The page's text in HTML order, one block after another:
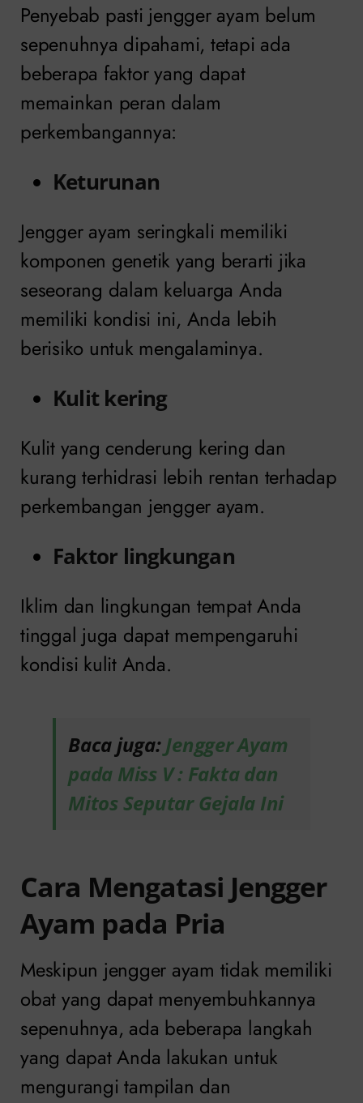
Penyebab pasti jengger ayam belum
sepenuhnya dipahami, tetapi ada
beberapa faktor yang dapat
memainkan peran dalam
perkembangannya:
Keturunan
Jengger ayam seringkali memiliki
komponen genetik yang berarti jika
seseorang dalam keluarga Anda
memiliki kondisi ini, Anda lebih
berisiko untuk mengalaminya.
Kulit kering
Kulit yang cenderung kering dan
kurang terhidrasi lebih rentan terhadap
perkembangan jengger ayam.
Faktor lingkungan
Iklim dan lingkungan tempat Anda
tinggal juga dapat mempengaruhi
kondisi kulit Anda.
Baca juga:Jengger Ayam
pada Miss V : Fakta dan
Mitos Seputar Gejala Ini
Cara Mengatasi Jengger
Ayam pada Pria
Meskipun jengger ayam tidak memiliki
obat yang dapat menyembuhkannya
sepenuhnya, ada beberapa langkah
yang dapat Anda lakukan untuk
mengurangi tampilan dan